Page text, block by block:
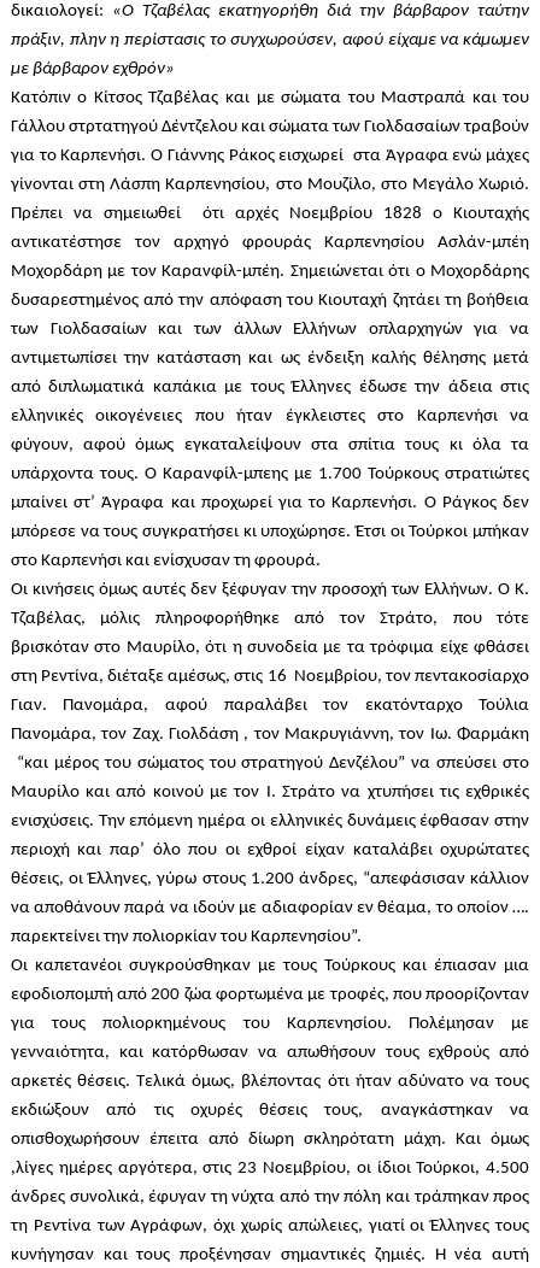
δικαιολογεί: «Ο Τζαβέλας εκατηγορήθη διά την βάρβαρον ταύτην
πράξιν, πλην η περίστασις το συγχωρούσεν, αφού είχαμε να κάμωμεν
με βάρβαρον εχθρόν»
Κατόπιν ο Κίτσος Τζαβέλας και με σώματα του Μαστραπά και του
Γάλλου στρτατηγού Δέντζελου και σώματα των Γιολδασαίων τραβούν
για το Καρπενήσι. Ο Γιάννης Ράκος εισχωρεί στα Άγραφα ενώ μάχες
γίνονται στη Λάσπη Καρπενησίου, στο Μουζίλο, στο Μεγάλο Χωριό.
Πρέπει να σημειωθεί
ότι αρχές Νοεμβρίου 1828 ο Κιουταχής
αντικατέστησε τον αρχηγό φρουράς Καρπενησίου Ασλάν-μπέη
Μοχορδάρη με τον Καρανφίλ-μπέη. Σημειώνεται ότι ο Μοχορδάρης
δυσαρεστημένος από την απόφαση του Κιουταχή ζητάει τη βοήθεια
των Γιολδασαίων και των άλλων Ελλήνων οπλαρχηγών για να
αντιμετωπίσει την κατάσταση και ως ένδειξη καλής θέλησης μετά
από διπλωματικά καπάκια με τους Έλληνες έδωσε την άδεια στις
ελληνικές οικογένειες που ήταν έγκλειστες στο Καρπενήσι να
φύγουν, αφού όμως εγκαταλείψουν στα σπίτια τους κι όλα τα
υπάρχοντα τους. Ο Καρανφίλ-μπεης με 1.700 Τούρκους στρατιώτες
μπαίνει στ’ Άγραφα και προχωρεί για το Καρπενήσι. Ο Ράγκος δεν
μπόρεσε να τους συγκρατήσει κι υποχώρησε. Έτσι οι Τούρκοι μπήκαν
στο Καρπενήσι και ενίσχυσαν τη φρουρά.
Οι κινήσεις όμως αυτές δεν ξέφυγαν την προσοχή των Ελλήνων. Ο Κ.
Τζαβέλας, μόλις πληροφορήθηκε από τον Στράτο, που τότε
βρισκόταν στο Μαυρίλο, ότι η συνοδεία με τα τρόφιμα είχε φθάσει
στη Ρεντίνα, διέταξε αμέσως, στις 16 Νοεμβρίου, τον πεντακοσίαρχο
Γιαν. Πανομάρα, αφού παραλάβει τον εκατόνταρχο Τούλια
Πανομάρα, τον Ζαχ. Γιολδάση , τον Μακρυγιάννη, τον Ιω. Φαρμάκη
“και μέρος του σώματος του στρατηγού Δενζέλου” να σπεύσει στο
Μαυρίλοκαι από κοινού με τον Ι. Στράτο να χτυπήσει τις εχθρικές
ενισχύσεις. Την επόμενη ημέρα οι ελληνικές δυνάμεις έφθασαν στην
περιοχή και παρ’ όλο που οι εχθροί είχαν καταλάβει οχυρώτατες
θέσεις, οι Έλληνες, γύρω στους 1.200 άνδρες, “απεφάσισαν κάλλιον
να αποθάνουν παρά να ιδούν με αδιαφορίαν εν θέαμα, το οποίον ….
παρεκτείνει την πολιορκίαν του Καρπενησίου”.
Οι καπετανέοι συγκρούσθηκαν με τους Τούρκους και έπιασαν μια
εφοδιοπομπή από 200 ζώα φορτωμένα με τροφές, που προορίζονταν
για τους πολιορκημένους του Καρπενησίου. Πολέμησαν με
γενναιότητα, και κατόρθωσαν να απωθήσουν τους εχθρούς από
αρκετές θέσεις. Τελικά όμως, βλέποντας ότι ήταν αδύνατο να τους
εκδιώξουν από τις οχυρές θέσεις τους, αναγκάστηκαν να
οπισθοχωρήσουν έπειτα από δίωρη σκληρότατη μάχη. Και όμως
,λίγες ημέρες αργότερα, στις 23 Νοεμβρίου, οι ίδιοι Τούρκοι, 4.500
άνδρες συνολικά, έφυγαν τη νύχτα από την πόλη και τράπηκαν προς
τη Ρεντίνα των Αγράφων, όχι χωρίς απώλειες, γιατί οι Έλληνες τους
κυνήγησαν και τους προξένησαν σημαντικές ζημιές. Η νέα αυτή